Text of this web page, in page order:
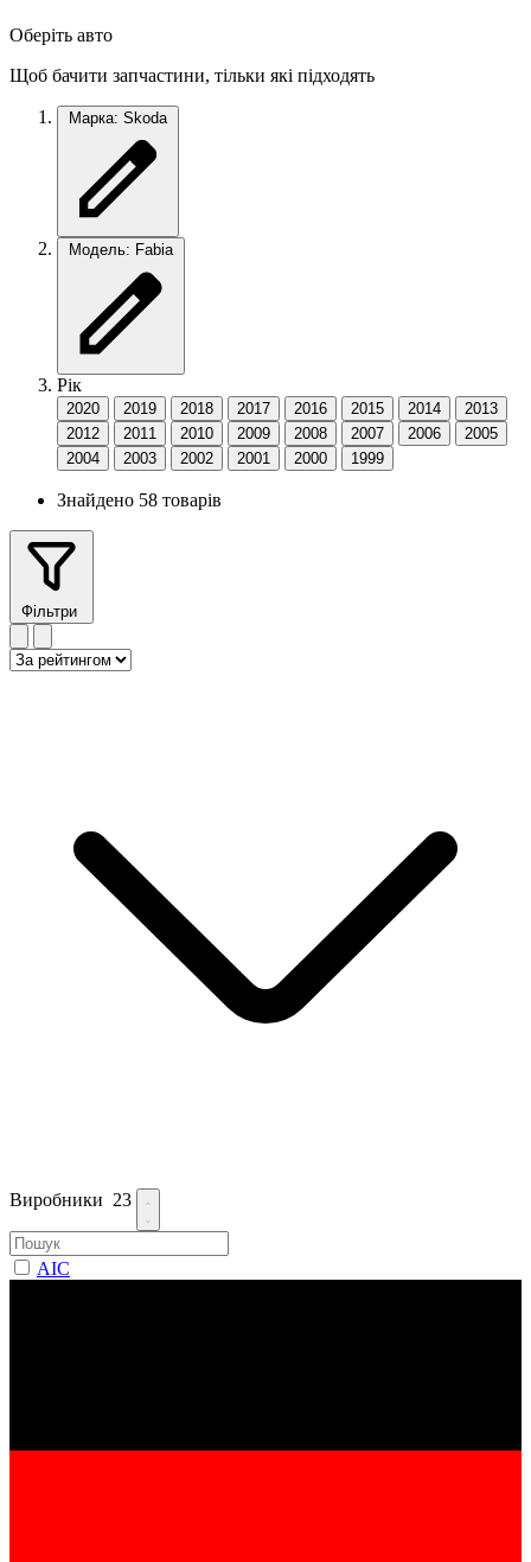
Оберіть авто
Щоб бачити запчастини, тільки які підходять
Марка: Skoda
Модель: Fabia
Рік
2020 2019 2018 2017 2016 2015 2014
2013
2012
2011 2010 2009 2008 2007 2006
2005
2004
2003 2002 2001 2000 1999
Знайдено 58 товарів
Фільтри
Виробники 23
AIC